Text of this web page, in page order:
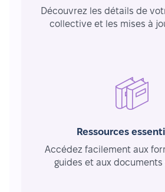
Découvrez les détails de
collective et les mises à
Ressources
Accédez facilement aux
guides et aux documents